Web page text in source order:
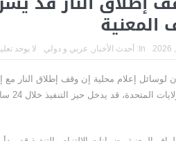
المعنية
In: أحدث الأخبار عربي و دولي لا يوجد
لوسائل إعلام محلية إن وقف إطلاق النار مع